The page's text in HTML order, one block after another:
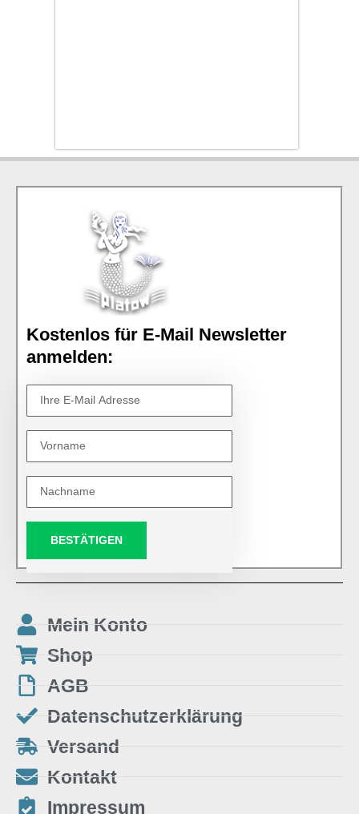
Kostenlos für E-Mail Newsletter
anmelden:
BESTÄTIGEN
Mein Konto
Shop
AGB
Datenschutzerklärung
Versand
Kontakt
Impressum